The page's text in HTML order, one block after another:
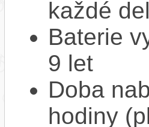
každé
Baterie
9 let
Doba
hodiny